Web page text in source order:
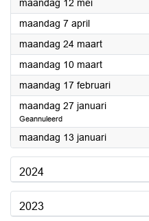
maandag 12 mei
maandag 7 april2025
maandag 24 maart2025
maandag 10 maart2025
maandag 17 februari2025
maandag 27 januari2025
Geannuleerd
maandag 13 januari2025
2024
2023